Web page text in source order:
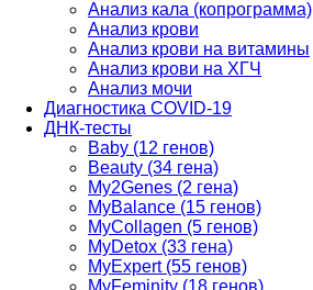
Анализ кала (копрограмма)
Анализ крови
Анализ крови на витамины
Анализ крови на ХГЧ
Анализ мочи
Диагностика COVID-19
ДНК-тесты
Baby (12 генов)
Beauty (34 гена)
My2Genes (2 гена)
MyBalance (15 генов)
MyCollagen (5 генов)
MyDetox (33 гена)
MyExpert (55 генов)